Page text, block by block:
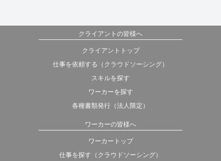
クライアントの皆様へ
クライアントトップ
仕事を依頼する（クラウドソーシング）
スキルを探す
ワーカーを探す
各種書類発行（法人限定）
ワーカーの皆様へ
ワーカートップ
仕事を探す（クラウドソーシング）